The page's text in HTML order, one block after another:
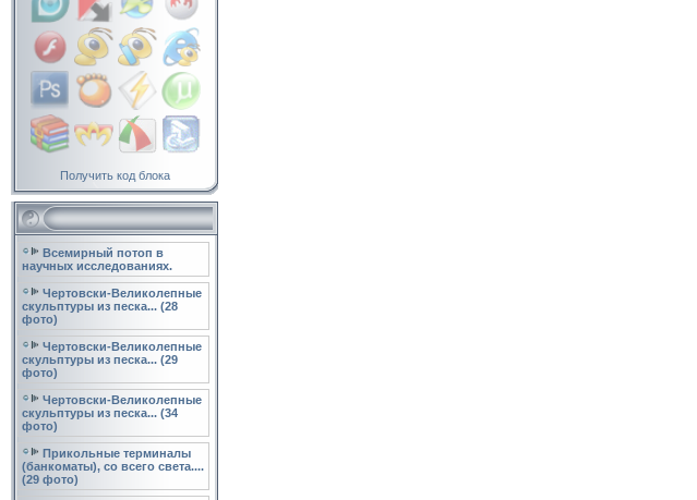
Получить код блока
Всемирный потоп в
научных исследованиях.
Чертовски-Великолепные
скульптуры из песка... (28
фото)
Чертовски-Великолепные
скульптуры из песка... (29
фото)
Чертовски-Великолепные
скульптуры из песка... (34
фото)
Прикольные терминалы
(банкоматы), со всего света....
(29 фото)